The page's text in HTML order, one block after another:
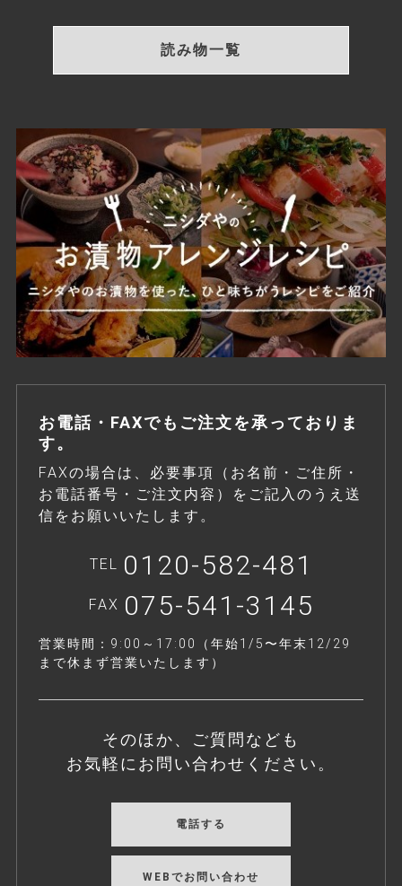
読み物一覧
お電話・FAXでもご注文を承っておりま
す。
FAXの場合は、必要事項（お名前・ご住所・
お電話番号・ご注文内容）をご記入のうえ送
信をお願いいたします。
TEL 0120-582-481
FAX 075-541-3145
営業時間：9:00～17:00（年始1/5〜年末12/29
まで休まず営業いたします）
そのほか、ご質問なども
お気軽にお問い合わせください。
電話する
WEBでお問い合わせ